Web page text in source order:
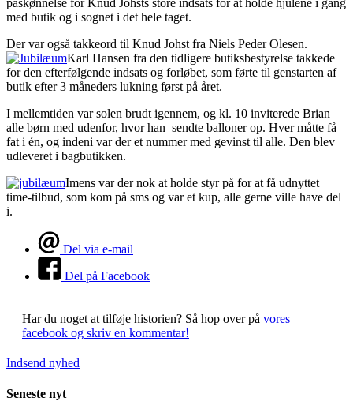
med butik og i sognet i det hele taget.
Der var også takkeord til Knud Johst fra Niels Peder Olesen.
Karl Hansen fra den tidligere butiksbestyrelse takkede
for den efterfølgende indsats og forløbet, som førte til genstarten af
butik efter 3 måneders lukning først på året.
I mellemtiden var solen brudt igennem, og kl. 10 inviterede Brian
alle børn med udenfor, hvor han sendte balloner op. Hver måtte få
fat i én, og indeni var der et nummer med gevinst til alle. Den blev
udleveret i bagbutikken.
Imens var der nok at holde styr på for at få udnyttet
time-tilbud, som kom på sms og var et kup, alle gerne ville have del
i.
Del via e-mail
Del på Facebook
Har du noget at tilføje historien? Så hop over på vores
facebook og skriv en kommentar!
Indsend nyhed
Seneste nyt